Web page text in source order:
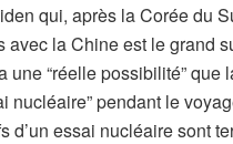
qui, après la Corée du
avec la Chine est le grand
une “réelle possibilité”
nucléaire” pendant le
d’un essai nucléaire sont